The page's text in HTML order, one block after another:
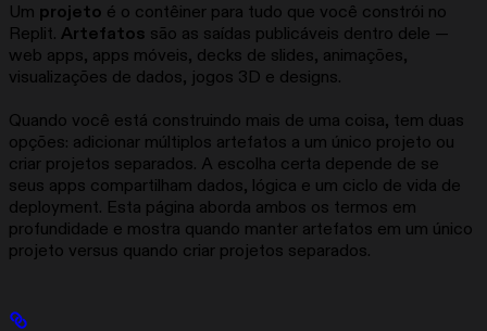
Um projeto é o contêiner para tudo que você constrói no
Replit. Artefatos são as saídas publicáveis dentro dele —
web apps, apps móveis, decks de slides, animações,
visualizações de dados, jogos 3D e designs.
Quando você está construindo mais de uma coisa, tem duas
opções: adicionar múltiplos artefatos a um único projeto ou
criar projetos separados. A escolha certa depende de se
seus apps compartilham dados, lógica e um ciclo de vida de
deployment. Esta página aborda ambos os termos em
profundidade e mostra quando manter artefatos em um único
projeto versus quando criar projetos separados.